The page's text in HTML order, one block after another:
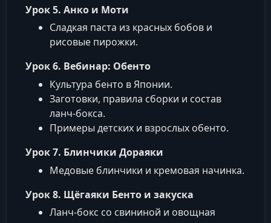
Урок 5. Анко и Моти
Сладкая паста из красных бобов и
рисовые пирожки.
Урок 6. Вебинар: Обенто
Культура бенто в Японии.
Заготовки, правила сборки и состав
ланч-бокса.
Примеры детских и взрослых обенто.
Урок 7. Блинчики Дораяки
Медовые блинчики и кремовая начинка.
Урок 8. Щёгаяки Бенто и закуска
Ланч-бокс со свининой и овощная